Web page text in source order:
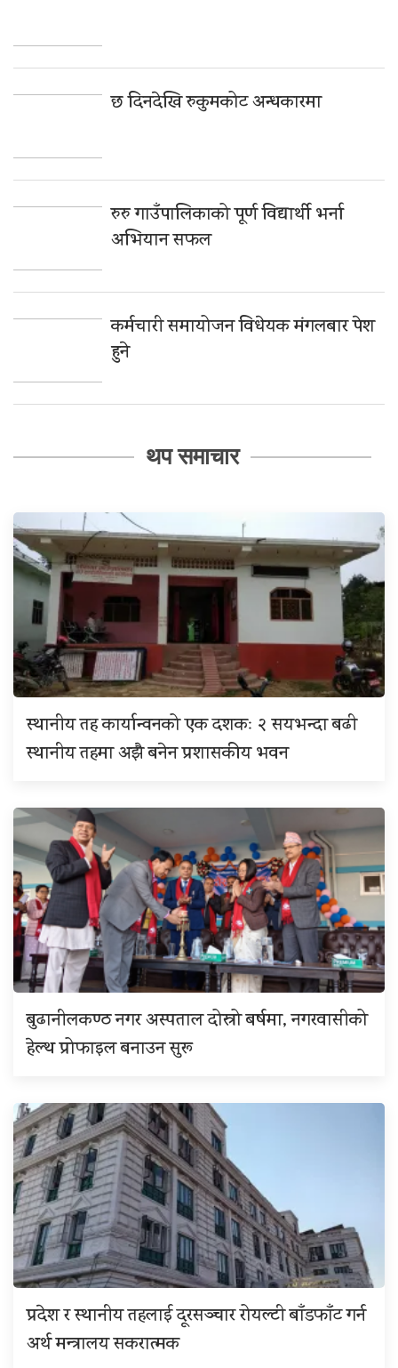
छ दिनदेखि रुकुमकोट अन्धकारमा
रुरु गाउँपालिकाको पूर्ण विद्यार्थी भर्ना
अभियान सफल
कर्मचारी समायोजन विधेयक मंगलबार पेश
हुने
थप समाचार
स्थानीय तह कार्यान्वनको एक दशकः २ सयभन्दा बढी
स्थानीय तहमा अझै बनेन प्रशासकीय भवन
बुढानीलकण्ठ नगर अस्पताल दोस्रो बर्षमा, नगरवासीको
हेल्थ प्रोफाइल बनाउन सुरू
प्रदेश र स्थानीय तहलाई दूरसञ्चार रोयल्टी बाँडफाँट गर्न
अर्थ मन्त्रालय सकरात्मक